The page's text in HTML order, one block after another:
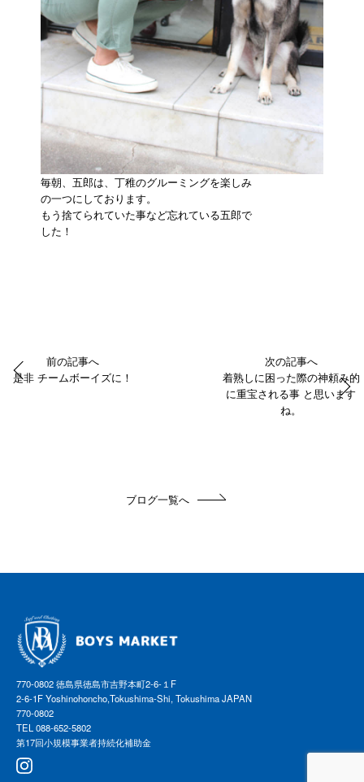
毎朝、五郎は、丁稚のグルーミングを楽しみ
の一つにしております。
もう捨てられていた事など忘れている五郎で
した！
前の記事へ
是非 チームボーイズに！
次の記事へ
着熟しに困った際の神頼み的
に重宝される事 と思います
ね。
ブログ一覧へ
770-0802 徳島県徳島市吉野本町2-6-１F
2-6-1F Yoshinohoncho,Tokushima-Shi, Tokushima JAPAN
770-0802
TEL 088-652-5802
第17回小規模事業者持続化補助金